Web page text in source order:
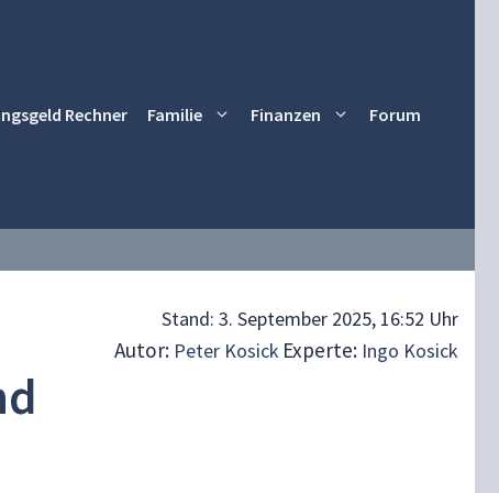
Rechner Familie Finanzen Forum
Stand: 3. September 2025, 16:52 Uhr
Autor: Peter Kosick Experte: Ingo Kosick